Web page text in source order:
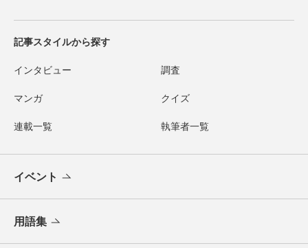
記事スタイルから探す
インタビュー 調査
マンガ クイズ
連載一覧 執筆者一覧
イベント
用語集